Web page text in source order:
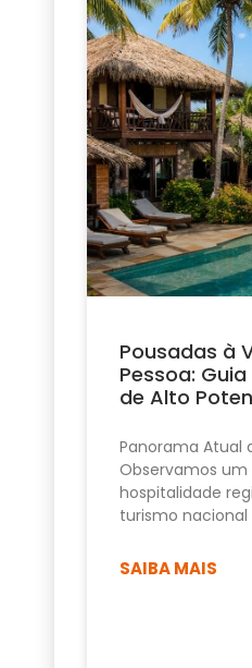
Pousadas à
Pessoa:
de Alto
Panorama Atual
Observamos
hospitalidade
turismo
SAIBA MAIS